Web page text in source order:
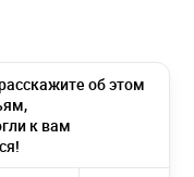
об этом
к вам